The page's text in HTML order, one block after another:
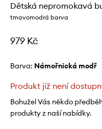
Dětská nepromokavá
tmavomodrá barva
979 Kč
Barva: námořnická modř
Produkt již není
Bohužel Vás někdo
produkty z naší nabídky.